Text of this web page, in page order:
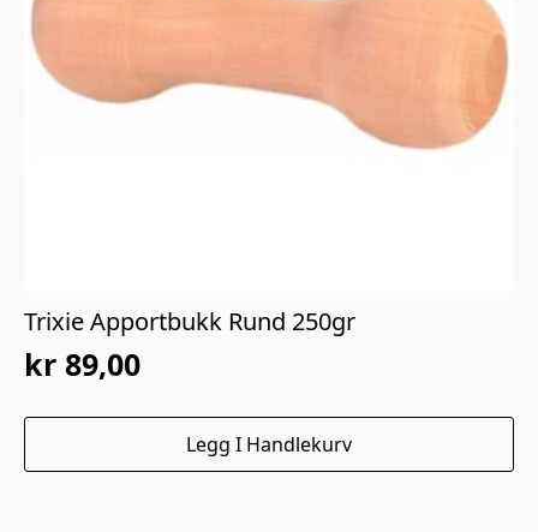
Trixie Apportbukk Rund 250gr
kr 89,00
Legg I Handlekurv